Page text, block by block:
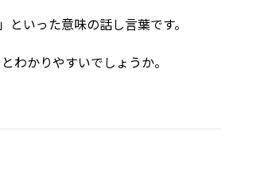
」といった意味の話し言葉です。
わかりやすいでしょうか。